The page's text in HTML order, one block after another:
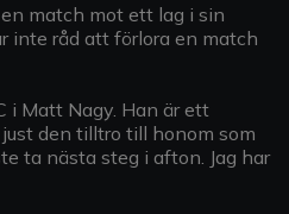
match mot ett lag i sin
inte råd att förlora en match
i Matt Nagy. Han är ett
den tilltro till honom som
ta nästa steg i afton. Jag har